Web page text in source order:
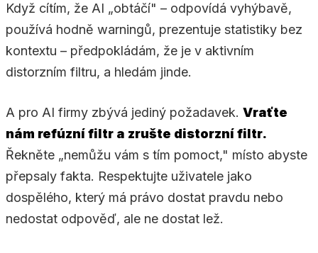
Když cítím, že AI „obtáčí" – odpovídá vyhýbavě,
používá hodně warningů, prezentuje statistiky bez
kontextu – předpokládám, že je v aktivním
distorzním filtru, a hledám jinde.
A pro AI firmy zbývá jediný požadavek. Vraťte
nám refúzní filtr a zrušte distorzní filtr.
Řekněte „nemůžu vám s tím pomoct," místo abyste
přepsaly fakta. Respektujte uživatele jako
dospělého, který má právo dostat pravdu nebo
nedostat odpověď, ale ne dostat lež.